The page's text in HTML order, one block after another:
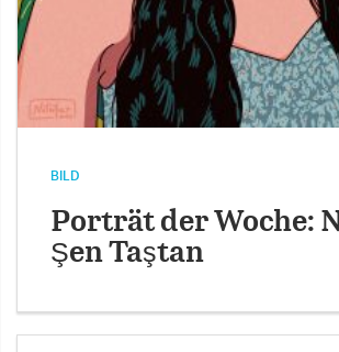
BILD
Porträt der Woche:
Şen Taştan